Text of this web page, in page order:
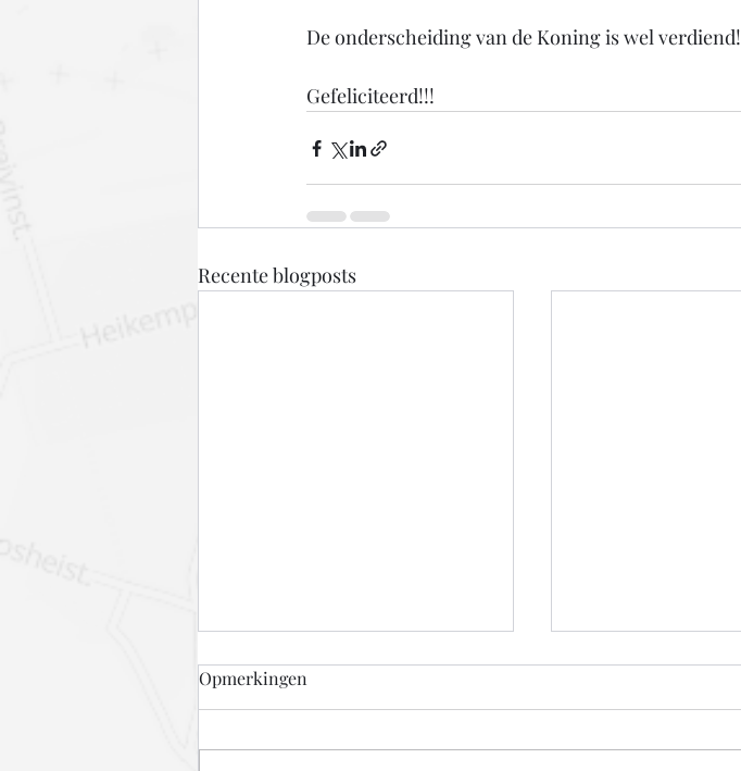
De onderscheiding van de Koning is wel verdiend!
Gefeliciteerd!!!
Recente blogposts
LBS op stap naar Linda
Vanmorgen 10 uur. De bus naar
Opmerkingen